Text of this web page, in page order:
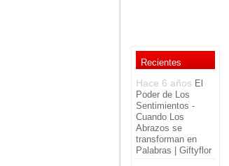
Recientes
Hace 6 años El
Poder de Los
Sentimientos -
Cuando Los
Abrazos se
transforman en
Palabras | Giftyflor